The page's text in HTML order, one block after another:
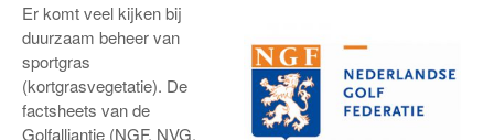
Er komt veel kijken bij
duurzaam beheer van
sportgras
(kortgrasvegetatie). De
factsheets van de
Golfalliantie (NGF, NVG,